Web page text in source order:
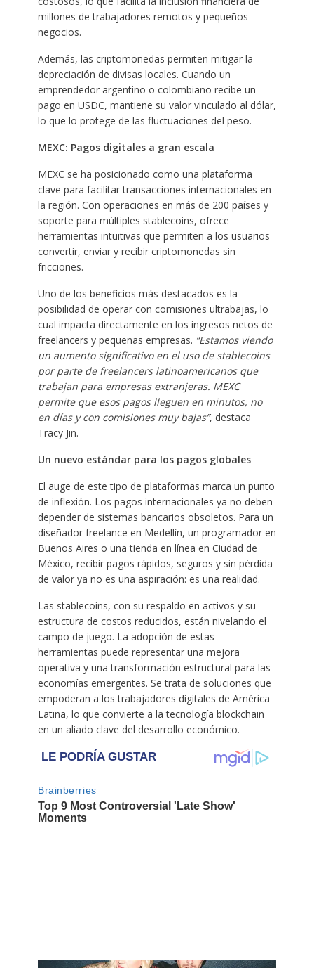
millones de trabajadores remotos y pequeños
negocios.
Además, las criptomonedas permiten mitigar la
depreciación de divisas locales. Cuando un
emprendedor argentino o colombiano recibe un
pago en USDC, mantiene su valor vinculado al dólar,
lo que lo protege de las fluctuaciones del peso.
MEXC: Pagos digitales a gran escala
MEXC se ha posicionado como una plataforma
clave para facilitar transacciones internacionales en
la región. Con operaciones en más de 200 países y
soporte para múltiples stablecoins, ofrece
herramientas intuitivas que permiten a los usuarios
convertir, enviar y recibir criptomonedas sin
fricciones.
Uno de los beneficios más destacados es la
posibilidad de operar con comisiones ultrabajas, lo
cual impacta directamente en los ingresos netos de
freelancers y pequeñas empresas. “Estamos viendo
un aumento significativo en el uso de stablecoins
por parte de freelancers latinoamericanos que
trabajan para empresas extranjeras. MEXC
permite que esos pagos lleguen en minutos, no
en días y con comisiones muy bajas”, destaca
Tracy Jin.
Un nuevo estándar para los pagos globales
El auge de este tipo de plataformas marca un punto
de inflexión. Los pagos internacionales ya no deben
depender de sistemas bancarios obsoletos. Para un
diseñador freelance en Medellín, un programador en
Buenos Aires o una tienda en línea en Ciudad de
México, recibir pagos rápidos, seguros y sin pérdida
de valor ya no es una aspiración: es una realidad.
Las stablecoins, con su respaldo en activos y su
estructura de costos reducidos, están nivelando el
campo de juego. La adopción de estas
herramientas puede representar una mejora
operativa y una transformación estructural para las
economías emergentes. Se trata de soluciones que
empoderan a los trabajadores digitales de América
Latina, lo que convierte a la tecnología blockchain
en un aliado clave del desarrollo económico.